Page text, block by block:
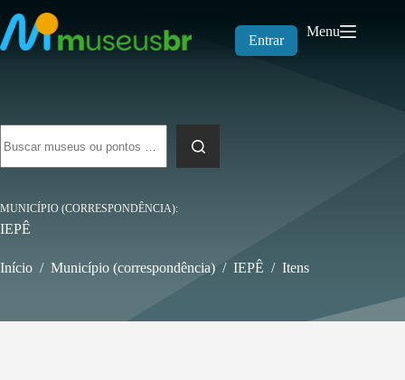
para
o
conteúdo
Entrar
Menu
resultados
MUNICÍPIO (CORRESPONDÊNCIA)
IEPÊ
Início / Município (correspondência) / IEPÊ / Itens